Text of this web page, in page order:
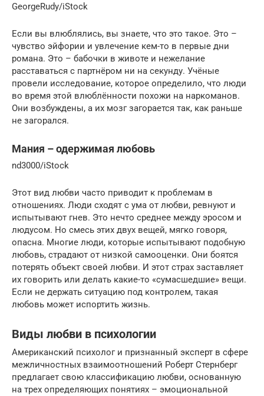
GeorgeRudy/iStock
Если вы влюблялись, вы знаете, что это такое. Это –
чувство эйфории и увлечение кем-то в первые дни
романа. Это – бабочки в животе и нежелание
расставаться с партнёром ни на секунду. Учёные
провели исследование, которое определило, что люди
во время этой влюблённости похожи на наркоманов.
Они возбуждены, а их мозг загорается так, как раньше
не загорался.
Мания – одержимая любовь
nd3000/iStock
Этот вид любви часто приводит к проблемам в
отношениях. Люди сходят с ума от любви, ревнуют и
испытывают гнев. Это нечто среднее между эросом и
людусом. Но смесь этих двух вещей, мягко говоря,
опасна. Многие люди, которые испытывают подобную
любовь, страдают от низкой самооценки. Они боятся
потерять объект своей любви. И этот страх заставляет
их говорить или делать какие-то «сумасшедшие» вещи.
Если не держать ситуацию под контролем, такая
любовь может испортить жизнь.
Виды любви в психологии
Американский психолог и признанный эксперт в сфере
межличностных взаимоотношений Роберт Стернберг
предлагает свою классификацию любви, основанную
на трех определяющих понятиях – эмоциональной